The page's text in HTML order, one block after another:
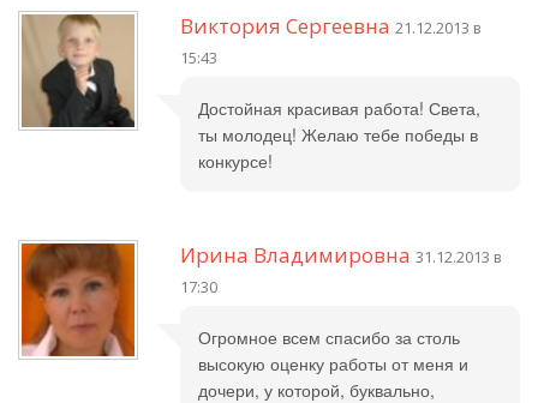
Виктория Сергеевна 21.12.2013 в
15:43
Достойная красивая работа! Света,
ты молодец! Желаю тебе победы в
конкурсе!
Ирина Владимировна 31.12.2013 в
17:30
Огромное всем спасибо за столь
высокую оценку работы от меня и
дочери, у которой, буквально,